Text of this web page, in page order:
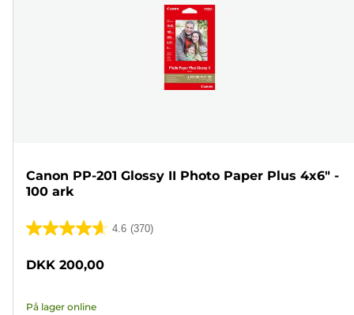
Canon PP-201 Glossy II Photo Paper Plus 4x6" -
100 ark
4.6 (370)
4.6
DKK 200,00
På lager online